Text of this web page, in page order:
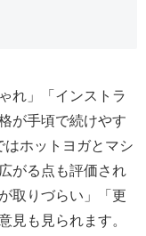
れ」「インストラ
が手頃で続けやす
はホットヨガとマシ
がる点も評価され
取りづらい」「更
見も見られます。